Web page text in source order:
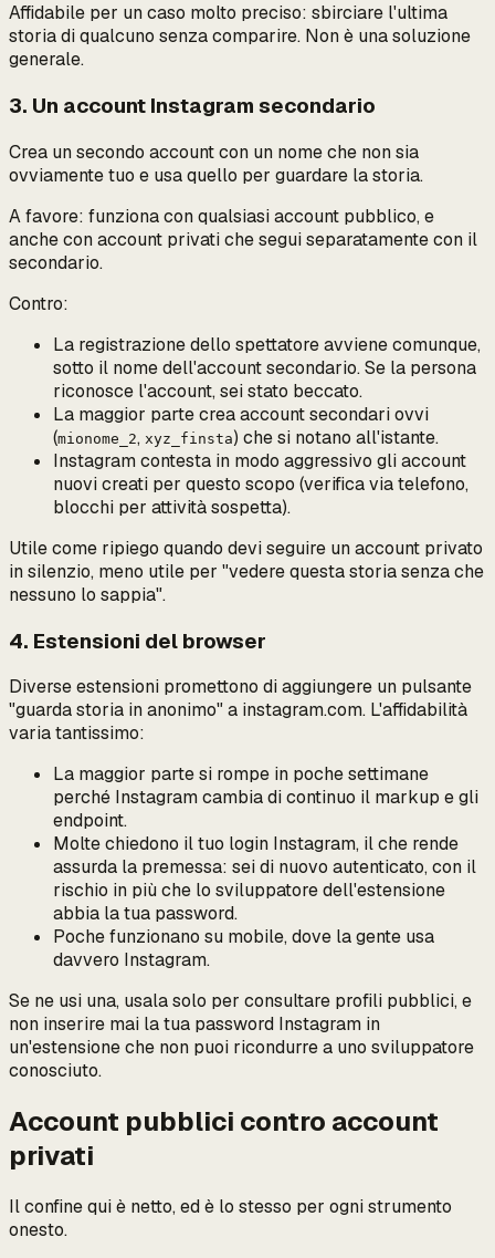
Affidabile per un caso molto preciso: sbirciare l'ultima
storia di qualcuno senza comparire. Non è una soluzione
generale.
3. Un account Instagram secondario
Crea un secondo account con un nome che non sia
ovviamente tuo e usa quello per guardare la storia.
A favore: funziona con qualsiasi account pubblico, e
anche con account privati che segui separatamente con il
secondario.
Contro:
La registrazione dello spettatore avviene comunque,
sotto il nome dell'account secondario. Se la persona
riconosce l'account, sei stato beccato.
La maggior parte crea account secondari ovvi
(mionome_2, xyz_finsta) che si notano all'istante.
Instagram contesta in modo aggressivo gli account
nuovi creati per questo scopo (verifica via telefono,
blocchi per attività sospetta).
Utile come ripiego quando devi seguire un account privato
in silenzio, meno utile per "vedere questa storia senza che
nessuno lo sappia".
4. Estensioni del browser
Diverse estensioni promettono di aggiungere un pulsante
"guarda storia in anonimo" a instagram.com. L'affidabilità
varia tantissimo:
La maggior parte si rompe in poche settimane
perché Instagram cambia di continuo il markup e gli
endpoint.
Molte chiedono il tuo login Instagram, il che rende
assurda la premessa: sei di nuovo autenticato, con il
rischio in più che lo sviluppatore dell'estensione
abbia la tua password.
Poche funzionano su mobile, dove la gente usa
davvero Instagram.
Se ne usi una, usala solo per consultare profili pubblici, e
non inserire mai la tua password Instagram in
un'estensione che non puoi ricondurre a uno sviluppatore
conosciuto.
Account pubblici contro account
privati
Il confine qui è netto, ed è lo stesso per ogni strumento
onesto.